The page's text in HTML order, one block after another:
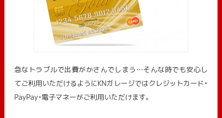
急なトラブルで出費がかさんでしまう…そんな時でも安心し
てご利用いただけるようにKNガレージではクレジットカード・
PayPay・電子マネーがご利用いただけます。